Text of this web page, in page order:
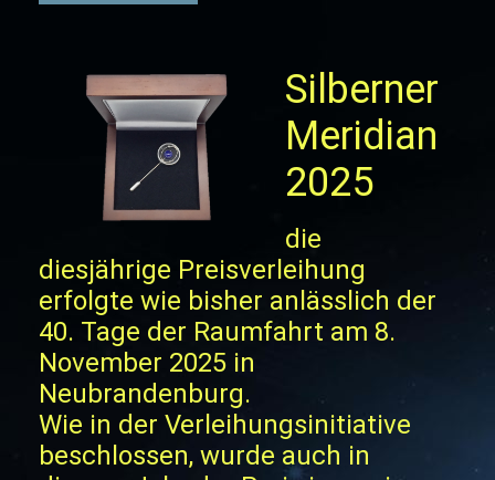
Silberner
Meridian
2025
die
diesjährige Preisverleihung
erfolgte wie bisher anlässlich der
40. Tage der Raumfahrt am 8.
November 2025 in
Neubrandenburg.
Wie in der Verleihungsinitiative
beschlossen, wurde auch in